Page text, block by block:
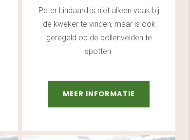
Peter Lindaard is niet alleen vaak bij
de kweker te vinden, maar is ook
geregeld op de bollenvelden te
spotten.
MEER INFORMATIE